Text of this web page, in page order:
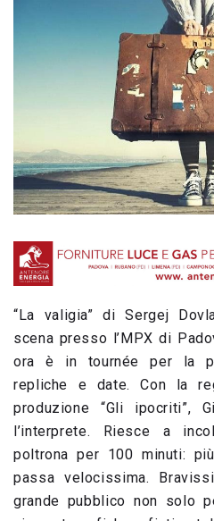
“La valigia” di Sergej
scena presso l’MPX di
ora è in tournée per la
repliche e date. Con la
produzione “Gli ipocriti”,
l’interprete. Riesce a
poltrona per 100 minuti:
passa velocissima.
grande pubblico non solo